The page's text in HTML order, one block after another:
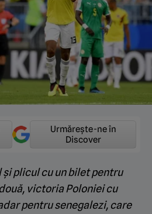
Urmărește-ne în
Discover
și plicul cu un bilet pentru
victoria Poloniei cu
pentru senegalezi, care